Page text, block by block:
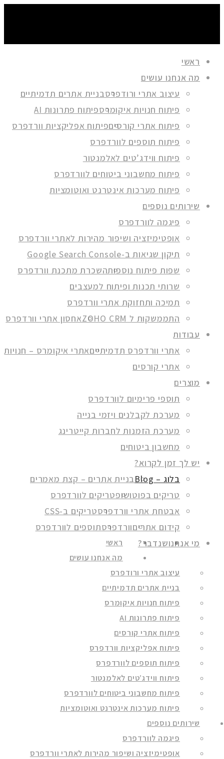
ראשי
מה אנחנו עושים
עיצוב אתרי ורודפרסבניית אתרים תדמיתיים
פיתוח חנויות איקומרספיתוח פתרונות AI
פיתוח אתרי קורסיםפיתוח אפליקציות וורדפרס
פיתוח תוספים לוורדפרס
פיתוח ווידג’טים לאלמנטור
פיתוח מחשבוני ביטוחים לוורדפרס
פיתוח מערכות אינטרנט ואוטומציות
שירותים נוספים
פיגמה לוורדפרס
אופטימיזציה ושיפור מהירות לאתרי וורדפרס
תיקון שגיאות ב-Google Search Console
שפות פיתוח נוספותהשכרת מתכנת וורדפרס
שרותי תכנות ופיתוח למעצבים
תמיכה ותחזוקת אתרי וורדפרס
התממשקות ל ZOHO CRM
אחסון אתרי וורדפרס
עבודות
אתרי וורדפרס תדמיתייםאתרי איקומרס – חנויות
אתרי קורסים
מוצרים
תוספי פרימיום לוורדפרס
מערכת לקבלנים ויזמי בנייה
מערכת הזמנות לחברות קייטרינג
מחשבון ביטוחים
יש לך זמן לקרוא?
בלוג – Blog
בניית אתרים – קצת מאמרים
טריקים בפוטושופטריקים לוורדפרס
אבטחת אתרי וורדפרסטריקים ב-CSS
קידום אתריםוורדפרסתוספים לוורדפרס
מי אנחנושנדבר?
ראשי
מה אנחנו עושים
עיצוב אתרי ורודפרס
בניית אתרים תדמיתיים
פיתוח חנויות איקומרס
פיתוח פתרונות AI
פיתוח אתרי קורסים
פיתוח אפליקציות וורדפרס
פיתוח תוספים לוורדפרס
פיתוח ווידג’טים לאלמנטור
פיתוח מחשבוני ביטוחים לוורדפרס
פיתוח מערכות אינטרנט ואוטומציות
שירותים נוספים
פיגמה לוורדפרס
אופטימיזציה ושיפור מהירות לאתרי וורדפרס